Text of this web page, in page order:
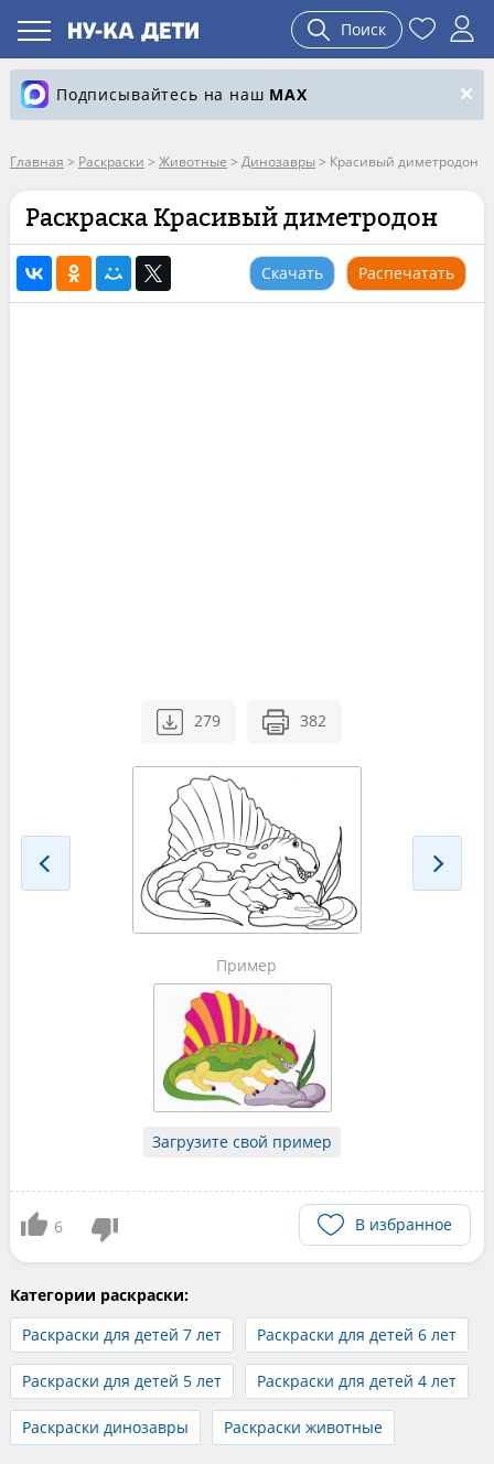
Поиск
Подписывайтесь на наш MAX
Главная > Раскраски > Животные > Динозавры > Красивый диметродон
Раскраска Красивый диметродон
Скачать Распечатать
279 382
Пример
Загрузите свой пример
6 В избранное
Категории раскраски:
Раскраски для детей 7 лет
Раскраски для детей 6 лет
Раскраски для детей 5 лет Раскраски для детей 4 лет
Раскраски динозавры Раскраски животные